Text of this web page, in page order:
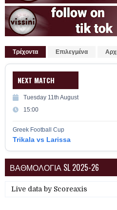
Τρέχοντα Επιλεγμένα
NEXT MATCH
Tuesday 11th August
15:00
Greek Football Cup
Trikala vs Larissa
ΒΑΘΜΟΛΟΓΙΑ SL 2025-26
Live data by Scoreaxis